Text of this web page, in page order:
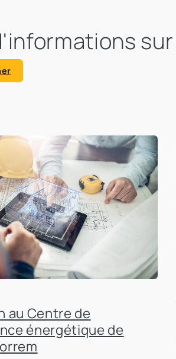
au Centre de
énergétique de